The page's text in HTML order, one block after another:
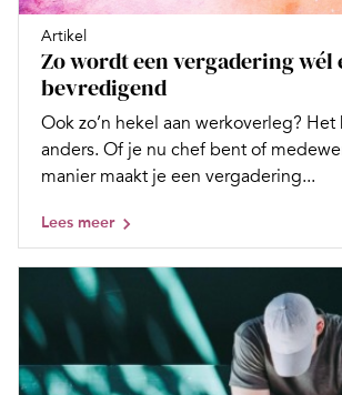
Artikel
Zo wordt een vergadering
bevredigend
Ook zo’n hekel aan werkoverleg? Het
anders. Of je nu chef bent of
manier maakt je een vergadering...
Lees meer